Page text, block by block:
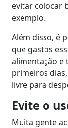
evitar colocar
exemplo.
Além disso, é
que gastos
alimentação e
primeiros
livre para
Evite o
Muita gente